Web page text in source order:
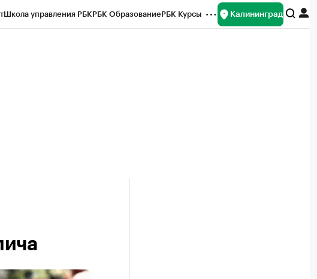
Школа управления РБКРБК ОбразованиеРБК Курсы Калининград